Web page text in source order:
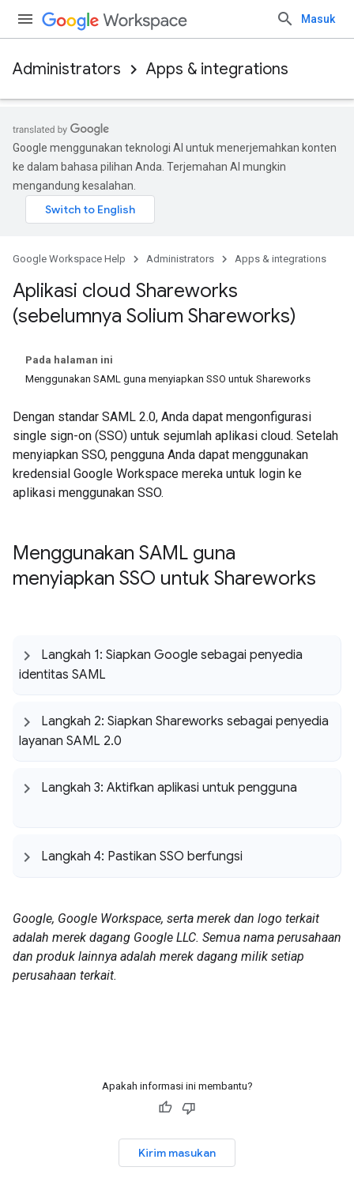
Masuk
Administrators Apps & integrations
Google menggunakan teknologi AI untuk menerjemahkan konten
ke dalam bahasa pilihan Anda. Terjemahan AI mungkin
mengandung kesalahan.
Google Workspace Help Administrators Apps & integrations
Aplikasi cloud Shareworks
(sebelumnya Solium Shareworks)
Pada halaman ini
Menggunakan SAML guna menyiapkan SSO untuk Shareworks
Dengan standar SAML 2.0, Anda dapat mengonfigurasi
single sign-on (SSO) untuk sejumlah aplikasi cloud. Setelah
menyiapkan SSO, pengguna Anda dapat menggunakan
kredensial Google Workspace mereka untuk login ke
aplikasi menggunakan SSO.
Menggunakan SAML guna
menyiapkan SSO untuk Shareworks
Langkah 1: Siapkan Google sebagai penyedia
identitas SAML
Langkah 2: Siapkan Shareworks sebagai penyedia
layanan SAML 2.0
Langkah 3: Aktifkan aplikasi untuk pengguna
Langkah 4: Pastikan SSO berfungsi
Google, Google Workspace, serta merek dan logo terkait
adalah merek dagang Google LLC. Semua nama perusahaan
dan produk lainnya adalah merek dagang milik setiap
perusahaan terkait.
Apakah informasi ini membantu?
Kirim masukan